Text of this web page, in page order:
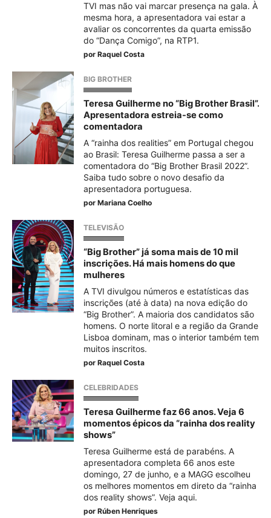
TVI mas não vai marcar presença na gala. À
mesma hora, a apresentadora vai estar a
avaliar os concorrentes da quarta emissão
do “Dança Comigo”, na RTP1.
por Raquel Costa
BIG BROTHER
Teresa Guilherme no “Big Brother Brasil”.
Apresentadora estreia-se como
comentadora
A “rainha dos realities” em Portugal chegou
ao Brasil: Teresa Guilherme passa a ser a
comentadora do “Big Brother Brasil 2022”.
Saiba tudo sobre o novo desafio da
apresentadora portuguesa.
por Mariana Coelho
TELEVISÃO
“Big Brother” já soma mais de 10 mil
inscrições. Há mais homens do que
mulheres
A TVI divulgou números e estatísticas das
inscrições (até à data) na nova edição do
“Big Brother”. A maioria dos candidatos são
homens. O norte litoral e a região da Grande
Lisboa dominam, mas o interior também tem
muitos inscritos.
por Raquel Costa
CELEBRIDADES
Teresa Guilherme faz 66 anos. Veja 6
momentos épicos da “rainha dos reality
shows”
Teresa Guilherme está de parabéns. A
apresentadora completa 66 anos este
domingo, 27 de junho, e a MAGG escolheu
os melhores momentos em direto da “rainha
dos reality shows”. Veja aqui.
por Rúben Henriques